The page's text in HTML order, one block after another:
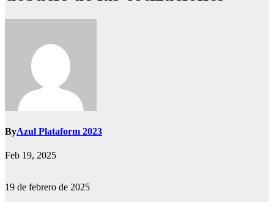
ByAzul Plataform 2023
Feb 19, 2025
19 de febrero de 2025